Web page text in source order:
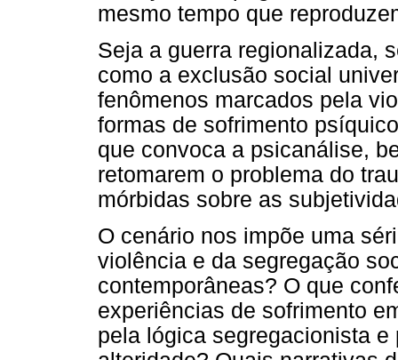
mesmo tempo que
Seja a guerra regionalizada,
como a exclusão social
fenômenos marcados pela
formas de sofrimento
que convoca a psicanálise,
retomarem o problema do
mórbidas sobre as
O cenário nos impõe uma
violência e da segregação
contemporâneas? O que
experiências de sofrimento
pela lógica segregacionista